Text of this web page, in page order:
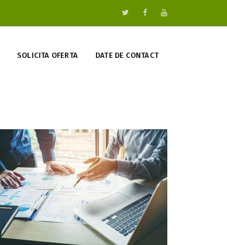
SOLICITA OFERTA DATE DE CONTACT